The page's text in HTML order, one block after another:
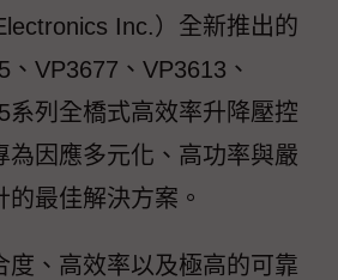
Inc.）全新推出的
VP3677、VP3613、
系列全橋式高效率升降壓控
為因應多元化、高功率與嚴
最佳解決方案。
度、高效率以及極高的可靠